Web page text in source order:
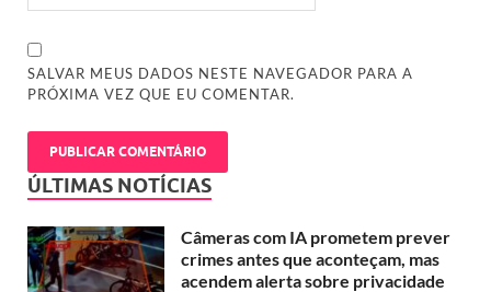
SALVAR MEUS DADOS NESTE NAVEGADOR PARA A
PRÓXIMA VEZ QUE EU COMENTAR.
ÚLTIMAS NOTÍCIAS
Câmeras com IA prometem prever
crimes antes que aconteçam, mas
acendem alerta sobre privacidade